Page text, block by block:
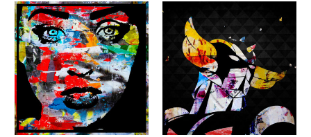
Plage
de
prix :
410€
à
1000€
410€
à
1000€